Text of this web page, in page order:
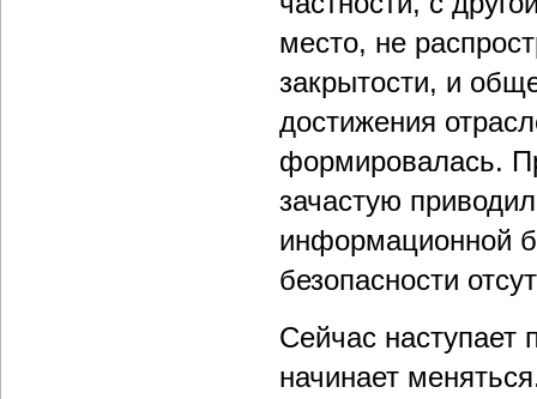
место, не
закрытости, и
достижения
формировалась.
зачастую
информационной
безопасности
Сейчас наступает
начинает